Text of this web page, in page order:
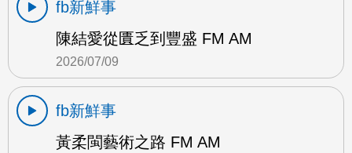
fb新鮮事
陳結愛從匱乏到豐盛 FM AM
2026/07/09
fb新鮮事
黃柔閩藝術之路 FM AM